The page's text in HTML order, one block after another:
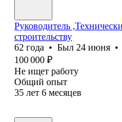
Руководитель
строительству
62 года • Был 24 июня •
100 000 ₽
Не ищет работу
Общий опыт
35 лет 6 месяцев